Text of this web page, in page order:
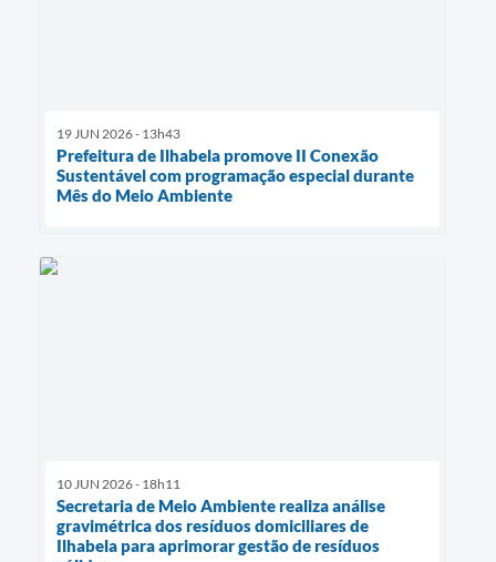
19 JUN 2026 - 13h43
Prefeitura de Ilhabela promove II Conexão
Sustentável com programação especial durante
Mês do Meio Ambiente
10 JUN 2026 - 18h11
Secretaria de Meio Ambiente realiza análise
gravimétrica dos resíduos domiciliares de
Ilhabela para aprimorar gestão de resíduos